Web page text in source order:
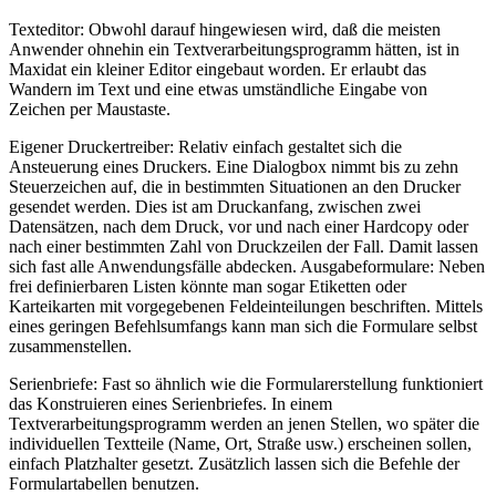
Texteditor: Obwohl darauf hingewiesen wird, daß die meisten
Anwender ohnehin ein Textverarbeitungsprogramm hätten, ist in
Maxidat ein kleiner Editor eingebaut worden. Er erlaubt das
Wandern im Text und eine etwas umständliche Eingabe von
Zeichen per Maustaste.
Eigener Druckertreiber: Relativ einfach gestaltet sich die
Ansteuerung eines Druckers. Eine Dialogbox nimmt bis zu zehn
Steuerzeichen auf, die in bestimmten Situationen an den Drucker
gesendet werden. Dies ist am Druckanfang, zwischen zwei
Datensätzen, nach dem Druck, vor und nach einer Hardcopy oder
nach einer bestimmten Zahl von Druckzeilen der Fall. Damit lassen
sich fast alle Anwendungsfälle abdecken. Ausgabeformulare: Neben
frei definierbaren Listen könnte man sogar Etiketten oder
Karteikarten mit vorgegebenen Feldeinteilungen beschriften. Mittels
eines geringen Befehlsumfangs kann man sich die Formulare selbst
zusammenstellen.
Serienbriefe: Fast so ähnlich wie die Formularerstellung funktioniert
das Konstruieren eines Serienbriefes. In einem
Textverarbeitungsprogramm werden an jenen Stellen, wo später die
individuellen Textteile (Name, Ort, Straße usw.) erscheinen sollen,
einfach Platzhalter gesetzt. Zusätzlich lassen sich die Befehle der
Formulartabellen benutzen.